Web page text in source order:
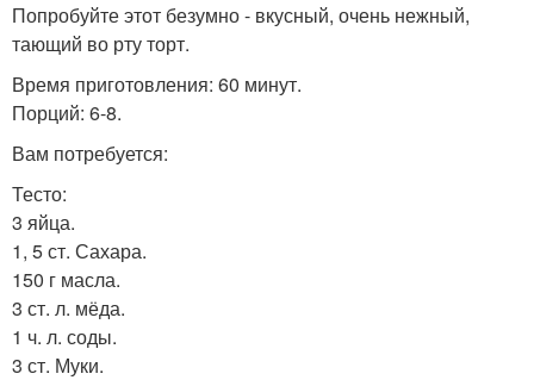
Попробуйте этот безумно - вкусный, очень нежный,
тающий во рту торт.
Время приготовления: 60 минут.
Порций: 6-8.
Вам потребуется:
Тесто:
3 яйца.
1, 5 ст. Сахара.
150 г масла.
3 ст. л. мёда.
1 ч. л. соды.
3 ст. Муки.